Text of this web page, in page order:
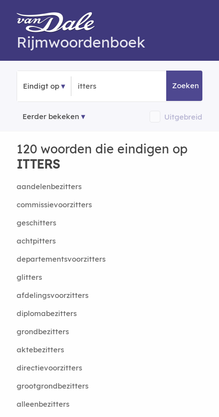
Rijmwoordenboek
Eindigt op Zoeken
Eerder bekeken Uitgebreid
120 woorden die eindigen op
ITTERS
aandelenbezitters
commissievoorzitters
geschitters
achtpitters
departementsvoorzitters
glitters
afdelingsvoorzitters
diplomabezitters
grondbezitters
aktebezitters
directievoorzitters
grootgrondbezitters
alleenbezitters